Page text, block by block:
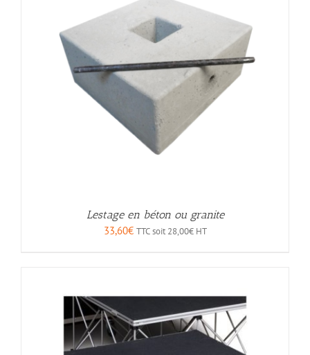
Lestage en béton ou granite
33,60€ TTC soit 28,00€HT